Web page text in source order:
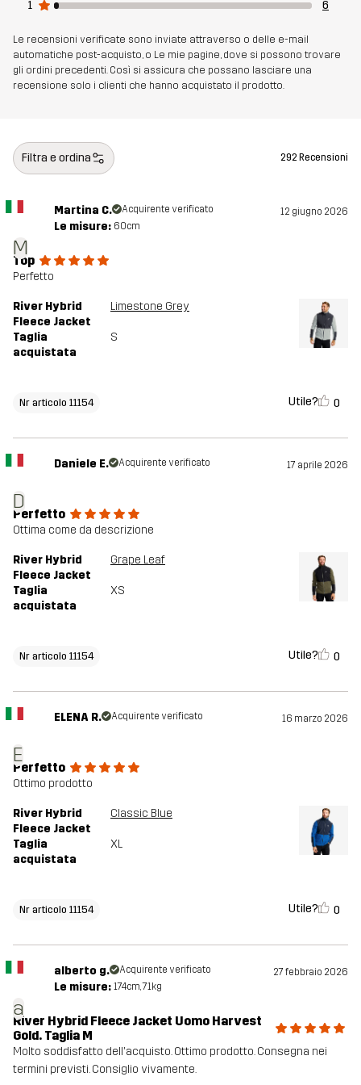
Sostenibilità Dettagli riciclati leggi qui
Realizzato per MULTIFUNZIONE TREKKING
1
6
Le recensioni verificate sono inviate attraverso o delle e-mail
automatiche post-acquisto, o Le mie pagine, dove si possono trovare
gli ordini precedenti. Così si assicura che possano lasciare una
recensione solo i clienti che hanno acquistato il prodotto.
Filtra e ordina 292 Recensioni
M
Martina C. Acquirente verificato 12 giugno 2026
Le misure: 60cm
Top
Perfetto
River Hybrid
Fleece Jacket
Limestone Grey
Taglia
acquistata
S
Nr articolo 11154 Utile? 0
D
Daniele E. Acquirente verificato 17 aprile 2026
Perfetto
Ottima come da descrizione
River Hybrid
Fleece Jacket
Grape Leaf
Taglia
acquistata
XS
Nr articolo 11154 Utile? 0
E
ELENA R. Acquirente verificato 16 marzo 2026
Perfetto
Ottimo prodotto
River Hybrid
Fleece Jacket
Classic Blue
Taglia
acquistata
XL
Nr articolo 11154 Utile? 0
a
alberto g. Acquirente verificato 27 febbraio 2026
Le misure: 174cm, 71kg
River Hybrid Fleece Jacket Uomo Harvest
Gold. Taglia M
Molto soddisfatto dell'acquisto. Ottimo prodotto. Consegna nei
termini previsti. Consiglio vivamente.